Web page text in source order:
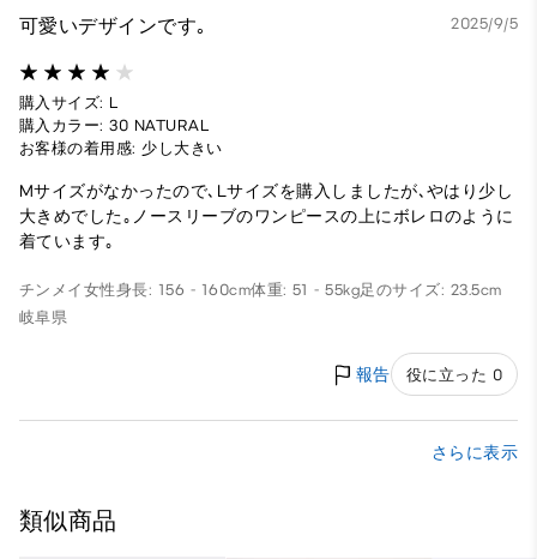
可愛いデザインです｡ 2025/9/5
購入サイズ: L
購入カラー: 30 NATURAL
お客様の着用感: 少し大きい
Mサイズがなかったので､Lサイズを購入しましたが､やはり少し
大きめでした｡ノースリーブのワンピースの上にボレロのように
着ています｡
チンメイ 女性身長: 156 - 160cm体重: 51 - 55kg足のサイズ: 23.5cm
岐阜県
報告 役に立った 0
さらに表示
類似商品